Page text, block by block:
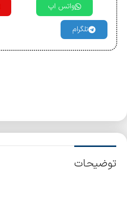
واتس اپ
تلگرام
توضیحات